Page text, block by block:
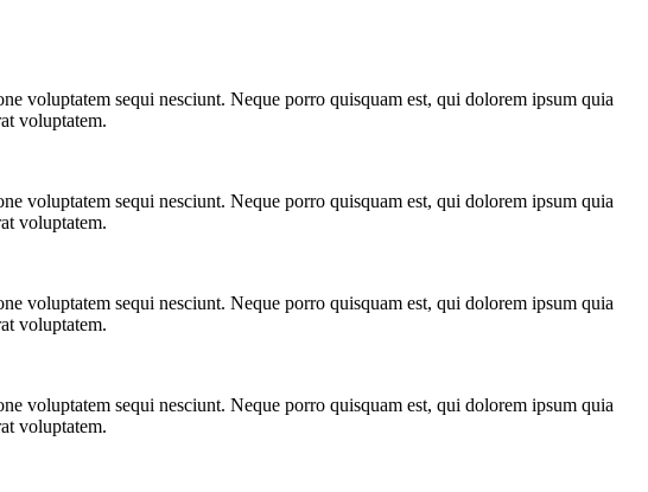
voluptatem sequi nesciunt. Neque porro quisquam est, qui dolorem ipsum quia
voluptatem.
voluptatem sequi nesciunt. Neque porro quisquam est, qui dolorem ipsum quia
voluptatem.
voluptatem sequi nesciunt. Neque porro quisquam est, qui dolorem ipsum quia
voluptatem.
voluptatem sequi nesciunt. Neque porro quisquam est, qui dolorem ipsum quia
voluptatem.